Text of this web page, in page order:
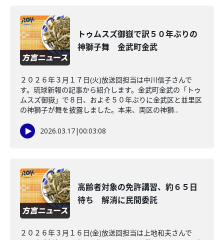
トゥムスズ御嶽で訳５０年ぶりの
神獅子舞 金武町金武
２０２６年３月１７日(火)放送回担当は中川信子さんで
す。琉球新報の記事から紹介します。金武町金武の「トゥ
ムスズ御嶽」で８日、およそ５０年ぶりに金武区と並里区
の神獅子が舞を披露しました。本来、両区の神獅...
2026.03.17|00:03:08
高齢者対象の免許講習、約６５日
待ち 解消に民間委託
２０２６年３月１６日(金)放送回担当は上地和夫さんで